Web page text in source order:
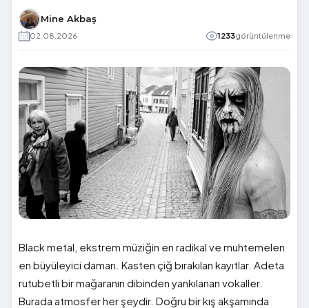
Mine Akbaş
02.08.2026 1233görüntülenme
Black metal, ekstrem müziğin en radikal ve muhtemelen
en büyüleyici damarı. Kasten çiğ bırakılan kayıtlar. Adeta
rutubetli bir mağaranın dibinden yankılanan vokaller.
Burada atmosfer her şeydir. Doğru bir kış akşamında